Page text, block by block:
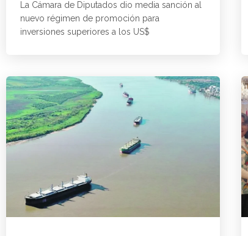
La Cámara de Diputados dio media sanción al
nuevo régimen de promoción para
inversiones superiores a los US$